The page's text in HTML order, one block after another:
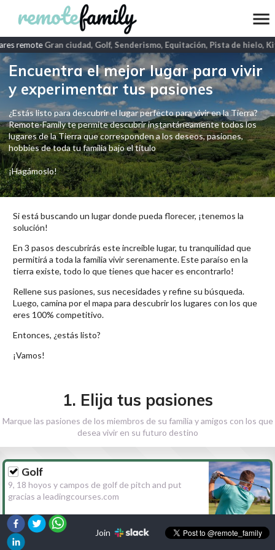
remoteGran ciudad, Golf, Senderismo, Equitación, Pista de hielo,
Encuentra el mejor lugar para vivir
y experimentar tus pasiones
¿Estás listo para descubrir el lugar perfecto para vivir en la Tierra?
Remote-Family te permite descubrir instantáneamente todos los
lugares de la Tierra que corresponden a los deseos, pasiones,
hobbies de toda tu familia bajo el título
¡Hagámoslo!
Si está buscando un lugar donde pueda florecer, ¡tenemos la
solución!
En 3 pasos descubrirás este increíble lugar, tu tranquilidad que
permitirá a toda la familia vivir serenamente. Este paraíso en la
tierra existe, todo lo que tienes que hacer es encontrarlo!
Rellene sus pasiones, sus necesidades y refine su búsqueda.
Luego, camina por el mapa para descubrir los lugares con los que
eres 100% competitivo.
Entonces, ¿estás listo?
¡Vamos!
1. Elija tus pasiones
Marque las pasiones de los miembros de su familia y amigos con los que
desea vivir en su futuro destino
Golf
9, 18 hoyos y campos de golf de pitch and put
gracias a leadingcourses.com
Senderismo
Join